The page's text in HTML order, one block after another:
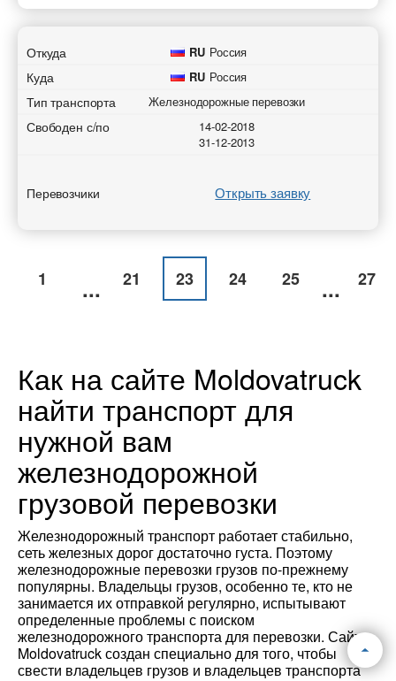
Откуда RU Россия
Куда RU Россия
Тип транспорта Железнодорожные перевозки
Свободен с/по
14-02-2018
31-12-2013
Перевозчики Открыть заявку
1 ... 21 23 24 25 ... 27
Как на сайте Moldovatruck
найти транспорт для
нужной вам
железнодорожной
грузовой перевозки
Железнодорожный транспорт работает стабильно,
сеть железных дорог достаточно густа. Поэтому
железнодорожные перевозки грузов по-прежнему
популярны. Владельцы грузов, особенно те, кто не
занимается их отправкой регулярно, испытывают
определенные проблемы с поиском
железнодорожного транспорта для перевозки. Сайт
Moldovatruck создан специально для того, чтобы
свести владельцев грузов и владельцев транспорта